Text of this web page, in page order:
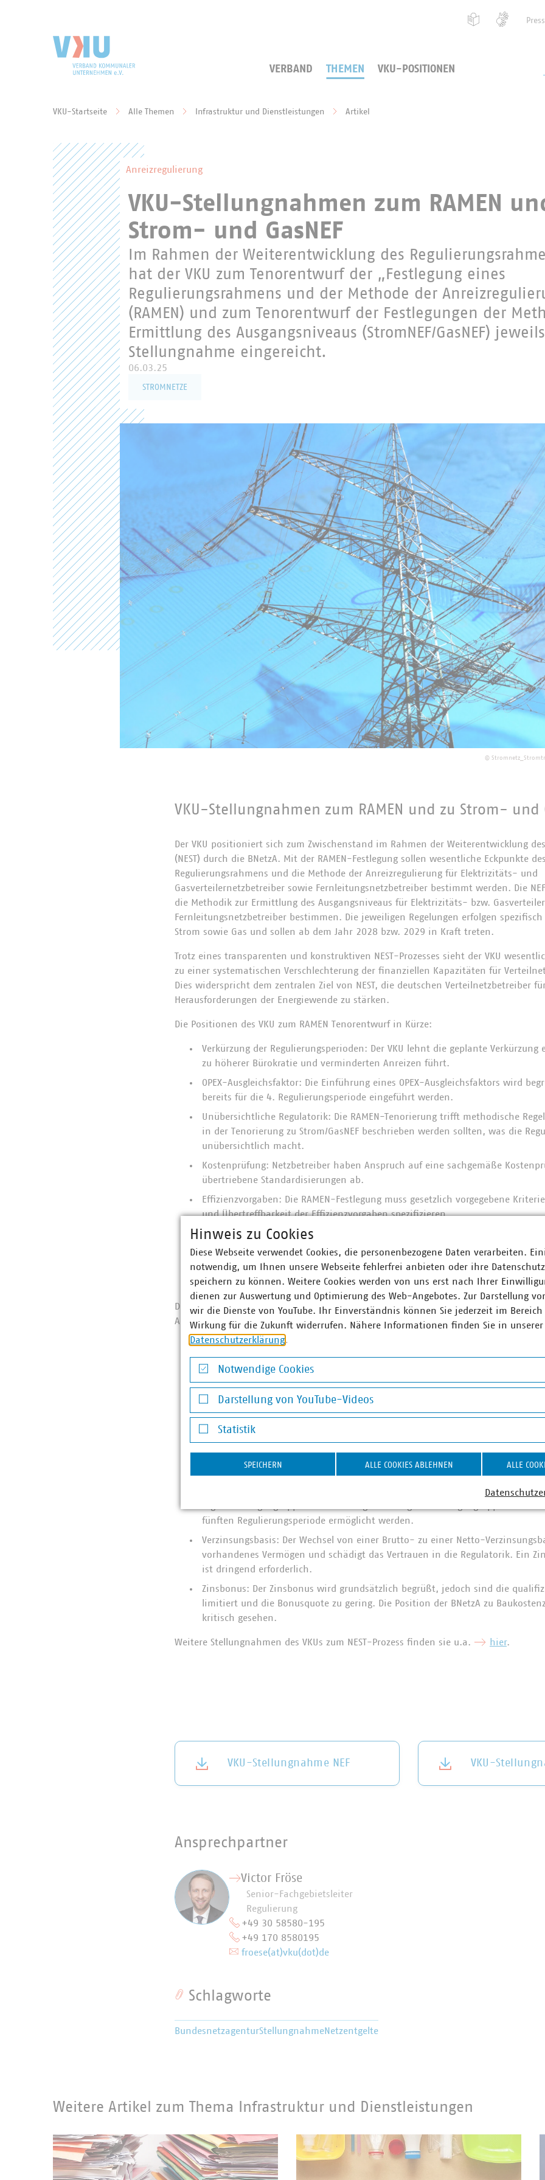
VERBAND THEMEN VKU-POSITIONEN
VKU-Startseite Alle Themen Infrastruktur und Dienstleistungen Artikel
Anreizregulierung
VKU-Stellungnahmen zum RAMEN
Strom- und GasNEF
Im Rahmen der Weiterentwicklung des
hat der VKU zum Tenorentwurf der „Festlegung eines
Regulierungsrahmens und der Methode der
(RAMEN) und zum Tenorentwurf der Festlegungen der
Ermittlung des Ausgangsniveaus (StromNEF/GasNEF)
Stellungnahme eingereicht.
06.03.25
STROMNETZE
©
VKU-Stellungnahmen zum RAMEN und zu Strom- und
Der VKU positioniert sich zum Zwischenstand im Rahmen der Weiterentwicklung
(NEST) durch die BNetzA. Mit der RAMEN-Festlegung sollen wesentliche Eckpunkte
Regulierungsrahmens und die Methode der Anreizregulierung für Elektrizitäts- und
Gasverteilernetzbetreiber sowie Fernleitungsnetzbetreiber bestimmt werden. Die
die Methodik zur Ermittlung des Ausgangsniveaus für Elektrizitäts- bzw.
Fernleitungsnetzbetreiber bestimmen. Die jeweiligen Regelungen erfolgen
Strom sowie Gas und sollen ab dem Jahr 2028 bzw. 2029 in Kraft treten.
Trotz eines transparenten und konstruktiven NEST-Prozesses sieht der VKU
zu einer systematischen Verschlechterung der finanziellen Kapazitäten für
Dies widerspricht dem zentralen Ziel von NEST, die deutschen Verteilnetzbetreiber
Herausforderungen der Energiewende zu stärken.
Die Positionen des VKU zum RAMEN Tenorentwurf in Kürze:
Verkürzung der Regulierungsperioden: Der VKU lehnt die geplante
zu höherer Bürokratie und verminderten Anreizen führt.
OPEX-Ausgleichsfaktor: Die Einführung eines OPEX-Ausgleichsfaktors wird
bereits für die 4. Regulierungsperiode eingeführt werden.
Unübersichtliche Regulatorik: Die RAMEN-Tenorierung trifft methodische
in der Tenorierung zu Strom/GasNEF beschrieben werden sollten, was die
unübersichtlich macht.
Kostenprüfung: Netzbetreiber haben Anspruch auf eine sachgemäße
übertriebene Standardisierungen ab.
Effizienzvorgaben: Die RAMEN-Festlegung muss gesetzlich vorgegebene
und Übertreffbarkeit der Effizienzvorgaben spezifizieren.
Verlustenergie: Die weitere Berücksichtigung der Aufwendungen für
volatilen Kosten ist zu begrüßen und zwingend auch in der Rahmenfestlegung
Effizienzvergleich Gas: Die Anwendung des Effizienzvergleichs im Gassektor
Gasnetztransformation als sehr kritisch zu betrachten.
Die Positionen des VKU zum Tenorentwurf der Festlegungen der Methodik zur
Ausgangsniveaus (StromNEF/GasNEF) in Kürze:
Transparenz und Fehlerquellen: Die Regelungen zur Bestimmung des
StromNEF und GasNEF erschweren die Transparenz und bergen Fehlerquellen
Anpassungen. Eine verstärkte Standardisierung in der Kostenprüfung wird
Gleichgewicht zwischen Verfahrensökonomie und Sachrichtigkeit notwendig
Anreizregulierung: Das Vorhaben, ineffiziente Kosten bereits im Rahmen der
abzuerkennen, widerspricht dem Grundprinzip der Anreizregulierung und
fünften Regulierungsperiode ermöglicht werden.
Verzinsungsbasis: Der Wechsel von einer Brutto- zu einer Netto-
vorhandenes Vermögen und schädigt das Vertrauen in die Regulatorik. Ein
ist dringend erforderlich.
Zinsbonus: Der Zinsbonus wird grundsätzlich begrüßt, jedoch sind die
limitiert und die Bonusquote zu gering. Die Position der BNetzA zu
kritisch gesehen.
Weitere Stellungnahmen des VKUs zum NEST-Prozess finden sie u.a. hier.
VKU-Stellungnahme NEF VKU-
Ansprechpartner
Victor Fröse
Senior-Fachgebietsleiter
Regulierung
+49 30 58580-195
+49 170 8580195
froese(at)vku(dot)de
Schlagworte
BundesnetzagenturStellungnahmeNetzentgelte
Weitere Artikel zum Thema Infrastruktur und Dienstleistungen
Hinweis zu Cookies
Diese Webseite verwendet Cookies, die personenbezogene Daten verarbeiten.
notwendig, um Ihnen unsere Webseite fehlerfrei anbieten oder ihre
speichern zu können. Weitere Cookies werden von uns erst nach Ihrer
dienen zur Auswertung und Optimierung des Web-Angebotes. Zur Darstellung
wir die Dienste von YouTube. Ihr Einverständnis können Sie jederzeit im
Wirkung für die Zukunft widerrufen. Nähere Informationen finden Sie in unserer
Datenschutzerklärung.
Notwendige Cookies
Notwendige Cookies
Darstellung von YouTube-Videos
Darstellung von YouTube-Videos
Statistik
Statistik
SPEICHERN ALLE COOKIES ABLEHNEN ALLE